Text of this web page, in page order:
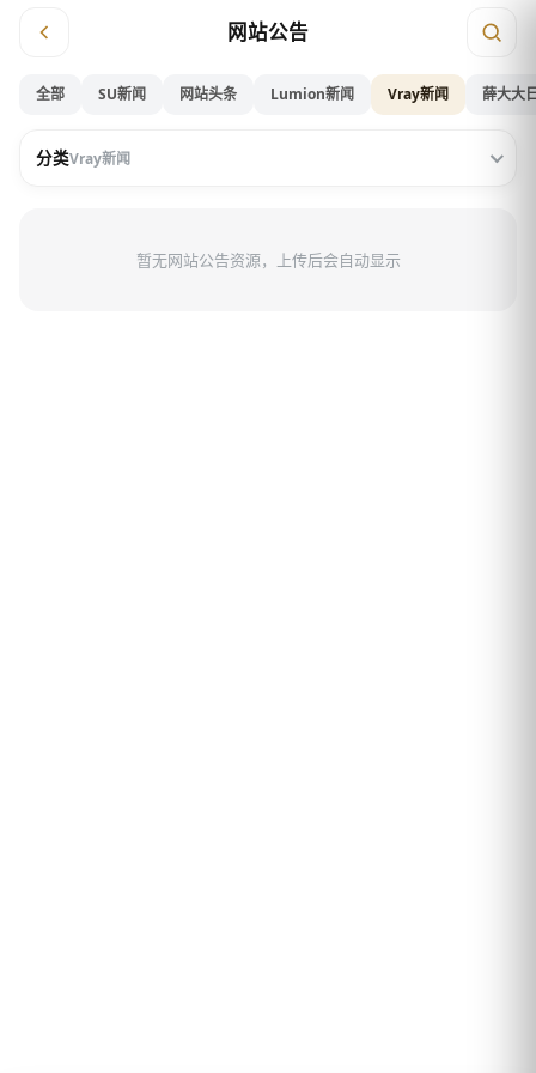
网站公告
全部 SU新闻 网站头条 Lumion新闻 Vray新闻 薛大大
分类Vray新闻
暂无网站公告资源，上传后会自动显示